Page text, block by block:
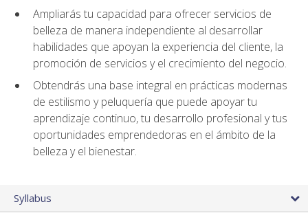
Ampliarás tu capacidad para ofrecer servicios de
belleza de manera independiente al desarrollar
habilidades que apoyan la experiencia del cliente, la
promoción de servicios y el crecimiento del negocio.
Obtendrás una base integral en prácticas modernas
de estilismo y peluquería que puede apoyar tu
aprendizaje continuo, tu desarrollo profesional y tus
oportunidades emprendedoras en el ámbito de la
belleza y el bienestar.
Syllabus